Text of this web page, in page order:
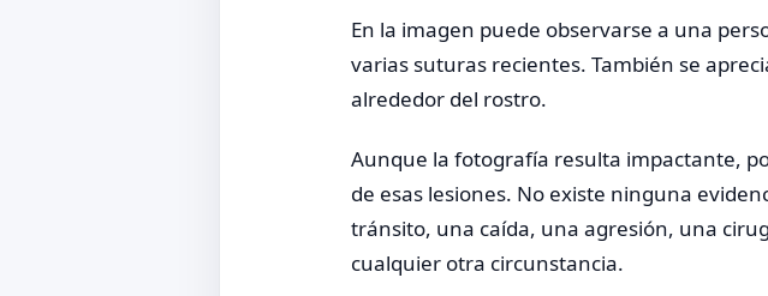
En la imagen puede observarse a una
varias suturas recientes. También se
alrededor del rostro.
Aunque la fotografía resulta impactante,
de esas lesiones. No existe ninguna
tránsito, una caída, una agresión, una
cualquier otra circunstancia.